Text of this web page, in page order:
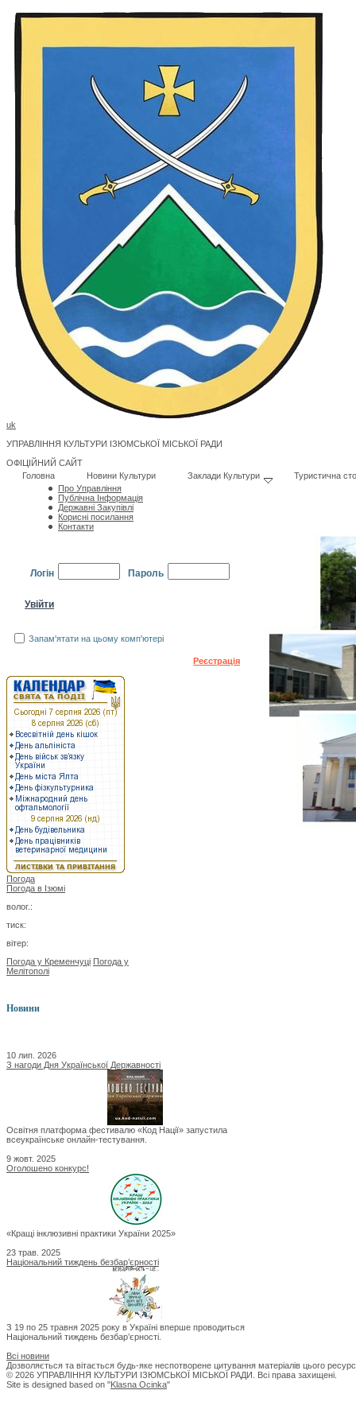
uk
УПРАВЛІННЯ КУЛЬТУРИ ІЗЮМСЬКОЇ МІСЬКОЇ РАДИ
ОФІЦІЙНИЙ САЙТ
Головна
Новини Культури Заклади Культури
Туристична
Про Управління
Публічна Інформація
Державні Закупівлі
Корисні посилання
Контакти
Логін Пароль
Запам'ятати на цьому комп'ютері
Реєстрація
Погода
Погода в Ізюмі
волог.:
тиск:
вітер:
Погода у Кременчуці Погода у
Мелітополі
Новини
10 лип. 2026
З нагоди Дня Української Державності
Освітня платформа фестивалю «Код Нації» запустила
всеукраїнське онлайн-тестування.
9 жовт. 2025
Оголошено конкурс!
«Кращі інклюзивні практики України 2025»
23 трав. 2025
Національний тиждень безбар’єрності
З 19 по 25 травня 2025 року в Україні вперше проводиться
Національний тиждень безбар’єрності.
Всі новини
Дозволяється та вітається будь-яке неспотворене цитування матеріалів цього
© 2026 УПРАВЛІННЯ КУЛЬТУРИ ІЗЮМСЬКОЇ МІСЬКОЇ РАДИ. Всі права захищені.
Site is designed based on "Klasna Ocinka"